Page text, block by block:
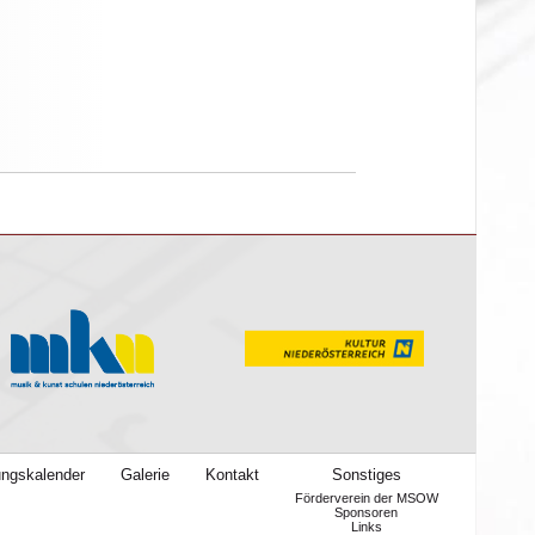
Galerie Kontakt Sonstiges
Förderverein der MSOW
Sponsoren
Links